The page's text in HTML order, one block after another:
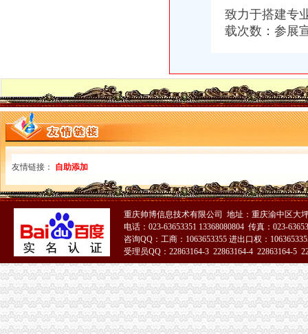
连夜洗脸4小时重庆渝州路名人雕塑焕然一新（图）_金羊网新闻
重庆内资公司注册：江北大石坝工商注册代帐一站式服务不办个体-
致力于搭建专
载次数：参展
友情链接： 自助添加
重庆帅博信息技术有限公司 地址：重庆渝中区大
电话：023-63653351 13368080804 传真：023-
咨询QQ：工商：1063653355 进出口权：
受理员QQ：22863164-3 22863164-4 22863164-5
51La